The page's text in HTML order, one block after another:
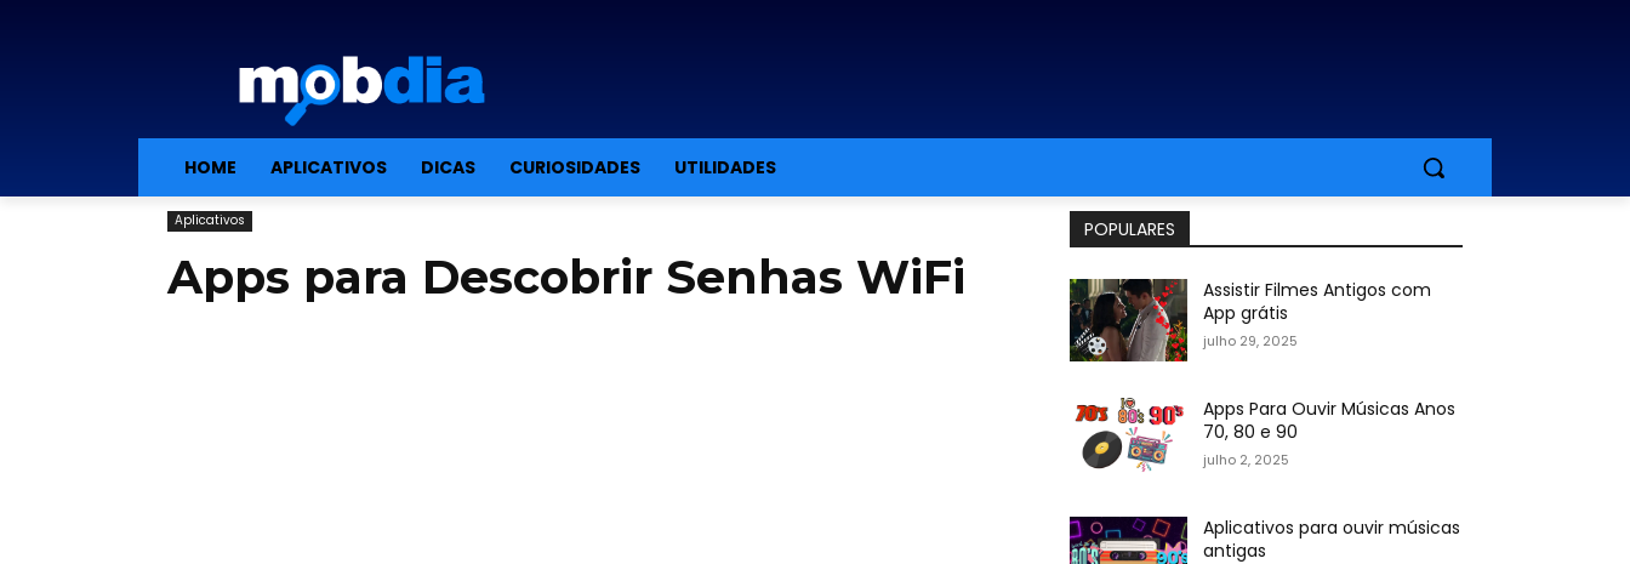
HOME APLICATIVOS DICAS CURIOSIDADES UTILIDADES
Aplicativos
Apps para Descobrir Senhas WiFi
POPULARES
Assistir Filmes Antigos com
App grátis
julho 29, 2025
Apps Para Ouvir Músicas Anos
70, 80 e 90
julho 2, 2025
Aplicativos para ouvir músicas
antigas